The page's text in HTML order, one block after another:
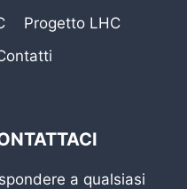
Progetto LHC
a qualsiasi